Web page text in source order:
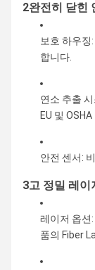
2완전히 닫힌
보호 하우징
합니다.
연소 추출
EU 및
안전 센서:
3고 정밀 레이
레이저 옵션
품의 Fiber